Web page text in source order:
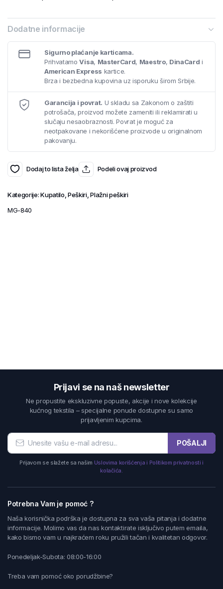
Dodatne informacije
Sigurno plaćanje karticama.
PrihvatamoVisa, MasterCard, Maestro, DinaCard i
American Express kartice.
Brza i bezbedna kupovina uz isporuku širom Srbije.
Garancija i povrat. U skladu sa Zakonom o zaštiti
potrošača, proizvod možete zameniti ili reklamirati u
slučaju nesaobraznosti. Povrat je moguć za
neotpakovane i nekorišćene proizvode u originalnom
pakovanju.
Dodaj to lista želja Podeli ovaj proizvod
Kategorije:Kupatilo Peškiri,Plažni peškiri
MG-840
Prijavi se na naš newsletter
Ne propustite ekskluzivne popuste, akcije i nove kolekcije
kućnog tekstila – specijalne ponude dostupne su samo
prijavljenim kupcima.
POŠALJI
Prijavom se slažete sa našim Uslovima korišćenja i Politikom privatnosti i
kolačića.
Potrebna Vam je pomoć ?
Naša korisnička podrška je dostupna za sva vaša pitanja i dodatne
informacije. Molimo vas da nas kontaktirate isključivo putem emaila,
kako bismo vam u najkraćem roku pružili tačan i kvalitetan odgovor.
Ponedeljak-Subota: 08:00-16:00
Treba vam pomoć oko porudžbine?